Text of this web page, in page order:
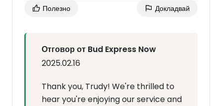
Полезно Докладвай
Отговор от Bud Express Now
2025.02.16
Thank you, Trudy! We're thrilled to
hear you're enjoying our service and